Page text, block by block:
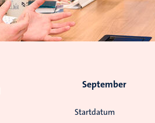
Startdatum
September